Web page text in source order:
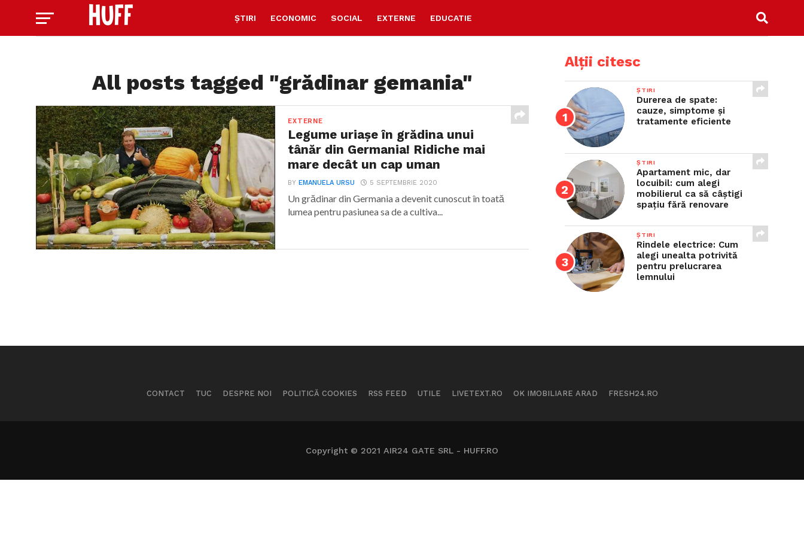
ȘTIRI ECONOMIC SOCIAL EXTERNE EDUCATIE
All posts tagged "grădinar gemania"
EXTERNE
Legume uriașe în grădina unui
tânăr din Germania! Ridiche mai
mare decât un cap uman
BYEMANUELA URSU 5 SEPTEMBRIE 2020
Un grădinar din Germania a devenit cunoscut în toată
lumea pentru pasiunea sa de a cultiva...
Alții citesc
ȘTIRI
Durerea de spate:
cauze, simptome și
tratamente eficiente
ȘTIRI
Apartament mic, dar
locuibil: cum alegi
mobilierul ca să câștigi
spațiu fără renovare
ȘTIRI
Rindele electrice: Cum
alegi unealta potrivită
pentru prelucrarea
lemnului
CONTACT TUC DESPRE NOI POLITICĂ COOKIES RSS FEED UTILE LIVETEXT.RO OK IMOBILIARE ARAD FRESH24.RO
Copyright © 2021 AIR24 GATE SRL - HUFF.RO